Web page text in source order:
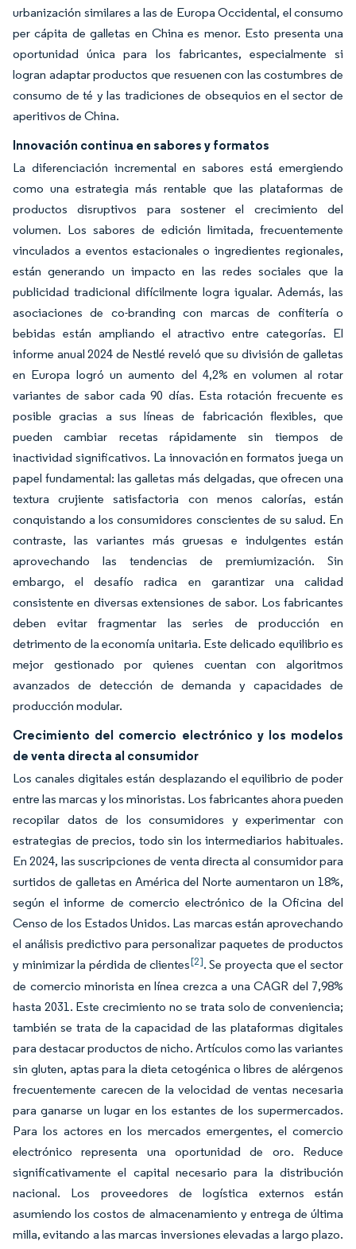
urbanización similares a las de Europa Occidental, el consumo
per cápita de galletas en China es menor. Esto presenta una
oportunidad única para los fabricantes, especialmente si
logran adaptar productos que resuenen con las costumbres de
consumo de té y las tradiciones de obsequios en el sector de
aperitivos de China.
Innovación continua en sabores y formatos
La diferenciación incremental en sabores está emergiendo
como una estrategia más rentable que las plataformas de
productos disruptivos para sostener el crecimiento del
volumen. Los sabores de edición limitada, frecuentemente
vinculados a eventos estacionales o ingredientes regionales,
están generando un impacto en las redes sociales que la
publicidad tradicional difícilmente logra igualar. Además, las
asociaciones de co-branding con marcas de confitería o
bebidas están ampliando el atractivo entre categorías. El
informe anual 2024 de Nestlé reveló que su división de galletas
en Europa logró un aumento del 4,2% en volumen al rotar
variantes de sabor cada 90 días. Esta rotación frecuente es
posible gracias a sus líneas de fabricación flexibles, que
pueden cambiar recetas rápidamente sin tiempos de
inactividad significativos. La innovación en formatos juega un
papel fundamental: las galletas más delgadas, que ofrecen una
textura crujiente satisfactoria con menos calorías, están
conquistando a los consumidores conscientes de su salud. En
contraste, las variantes más gruesas e indulgentes están
aprovechando las tendencias de premiumización. Sin
embargo, el desafío radica en garantizar una calidad
consistente en diversas extensiones de sabor. Los fabricantes
deben evitar fragmentar las series de producción en
detrimento de la economía unitaria. Este delicado equilibrio es
mejor gestionado por quienes cuentan con algoritmos
avanzados de detección de demanda y capacidades de
producción modular.
Crecimiento del comercio electrónico y los modelos
de venta directa al consumidor
Los canales digitales están desplazando el equilibrio de poder
entre las marcas y los minoristas. Los fabricantes ahora pueden
recopilar datos de los consumidores y experimentar con
estrategias de precios, todo sin los intermediarios habituales.
En 2024, las suscripciones de venta directa al consumidor para
surtidos de galletas en América del Norte aumentaron un 18%,
según el informe de comercio electrónico de la Oficina del
Censo de los Estados Unidos. Las marcas están aprovechando
el análisis predictivo para personalizar paquetes de productos
y minimizar la pérdida de clientes[2]. Se proyecta que el sector
de comercio minorista en línea crezca a una CAGR del 7,98%
hasta 2031. Este crecimiento no se trata solo de conveniencia;
también se trata de la capacidad de las plataformas digitales
para destacar productos de nicho. Artículos como las variantes
sin gluten, aptas para la dieta cetogénica o libres de alérgenos
frecuentemente carecen de la velocidad de ventas necesaria
para ganarse un lugar en los estantes de los supermercados.
Para los actores en los mercados emergentes, el comercio
electrónico representa una oportunidad de oro. Reduce
significativamente el capital necesario para la distribución
nacional. Los proveedores de logística externos están
asumiendo los costos de almacenamiento y entrega de última
milla, evitando a las marcas inversiones elevadas a largo plazo.